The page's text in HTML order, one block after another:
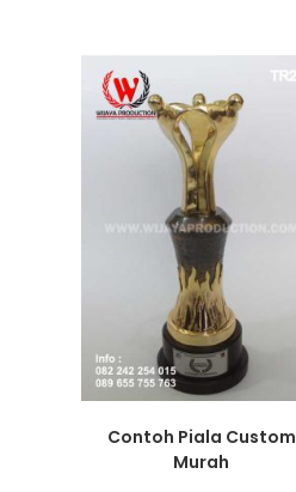
Contoh Piala Custom
Murah